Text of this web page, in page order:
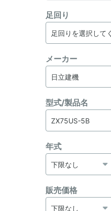
足回り
メーカー
型式/製品名
年式
販売価格